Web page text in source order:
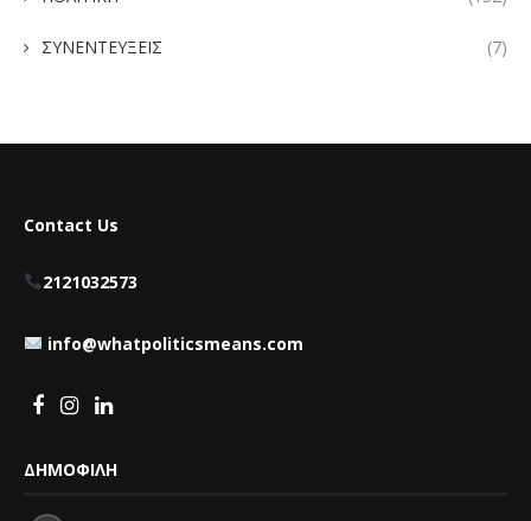
ΣΥΝΕΝΤΕΥΞΕΙΣ (7)
Contact Us
2121032573
info@whatpoliticsmeans.com
ΔΗΜΟΦΙΛΗ